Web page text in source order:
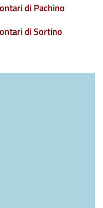
di Pachino
di Sortino